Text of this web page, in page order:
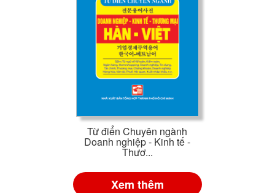
Từ điển Chuyên ngành
Doanh nghiệp - Kinh tế -
Thươ...
Xem thêm